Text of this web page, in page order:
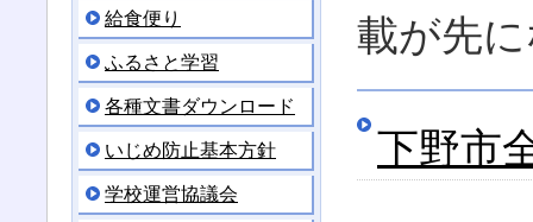
給食便り
ふるさと学習
各種文書ダウンロード
いじめ防止基本方針
学校運営協議会
載が先
下野市